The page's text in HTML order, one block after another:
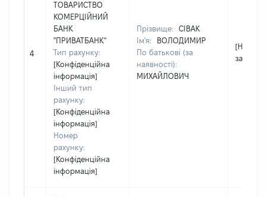
4
ТОВАРИСТВО
КОМЕРЦІЙНИЙ
БАНК
"ПРИВАТБАНК"
Тип рахунку:
[Конфіденційна
інформація]
Інший тип
рахунку:
[Конфіденційна
інформація]
Номер
рахунку:
[Конфіденційна
інформація]
Прізвище:
СІВАК
Ім'я:
ВОЛОДИМИР
По батькові (за
наявності):
МИХАЙЛОВИЧ
[Не